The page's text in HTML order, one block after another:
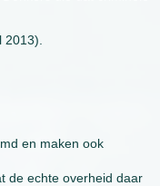
en maken ook
de echte overheid daar